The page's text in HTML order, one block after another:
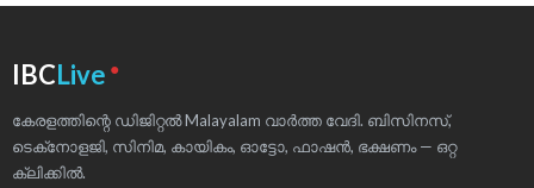
IBCLive ●
കേരളത്തിന്റെ ഡിജിറ്റൽ Malayalam വാർത്ത വേദി. ബിസിനസ്,
ടെക്‌നോളജി, സിനിമ, കായികം, ഓട്ടോ, ഫാഷൻ, ഭക്ഷണം — ഒറ്റ
ക്ലിക്കിൽ.